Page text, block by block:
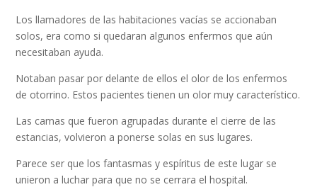
Los llamadores de las habitaciones vacías se accionaban
solos, era como si quedaran algunos enfermos que aún
necesitaban ayuda.
Notaban pasar por delante de ellos el olor de los enfermos
de otorrino. Estos pacientes tienen un olor muy característico.
Las camas que fueron agrupadas durante el cierre de las
estancias, volvieron a ponerse solas en sus lugares.
Parece ser que los fantasmas y espíritus de este lugar se
unieron a luchar para que no se cerrara el hospital.